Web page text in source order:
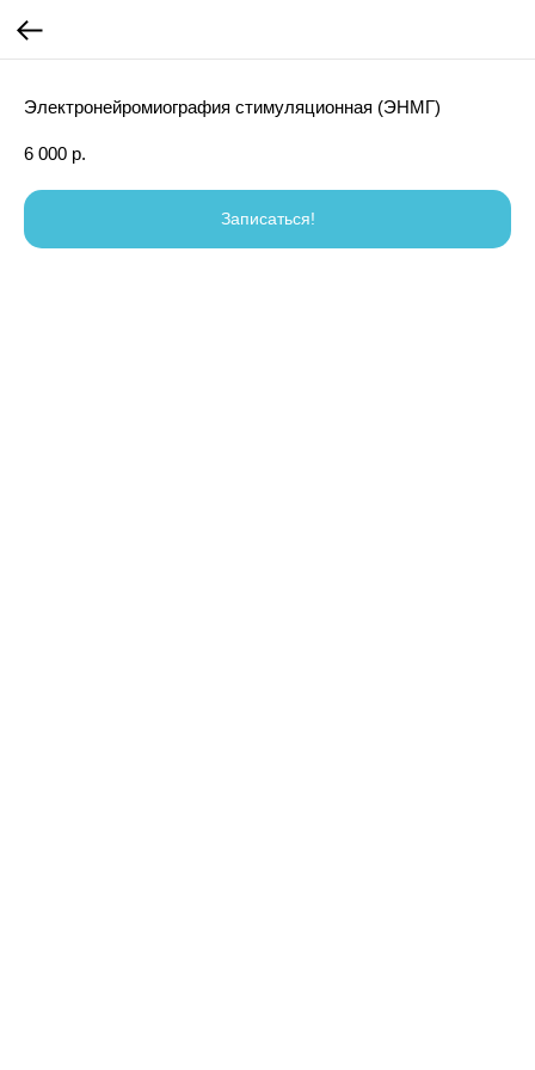
Электронейромиография стимуляционная (ЭНМГ)
6 000 р.
Записаться!